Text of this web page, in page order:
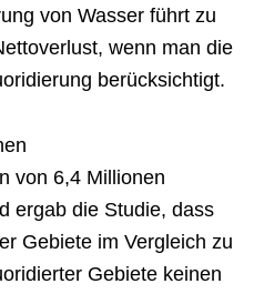
von Wasser führt zu
wenn man die
berücksichtigt.
von 6,4 Millionen
ergab die Studie, dass
Gebiete im Vergleich zu
Gebiete keinen